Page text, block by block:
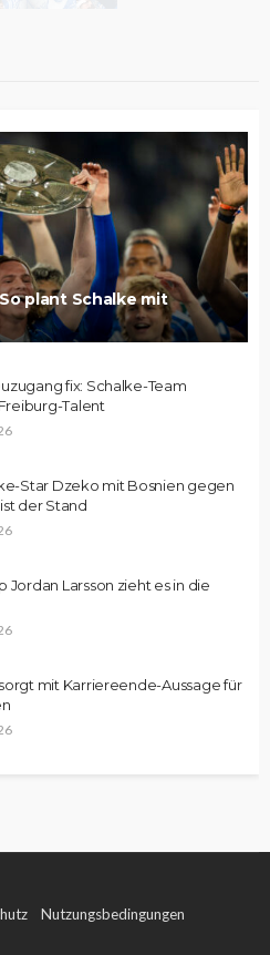
plant Schalke mit
fix: Schalke-Team
Talent
Star Dzeko mit Bosnien gegen
der Stand
Jordan Larsson zieht es in die
mit Karriereende-Aussage für
Nutzungsbedingungen